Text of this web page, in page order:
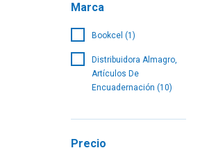
Marca
Bookcel (1)
Distribuidora Almagro,
Artículos De
Encuadernación (10)
Precio